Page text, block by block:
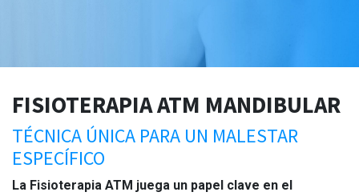
FISIOTERAPIA ATM MANDIBULAR
TÉCNICA ÚNICA PARA UN MALESTAR
ESPECÍFICO
La Fisioterapia ATM juega un papel clave en el